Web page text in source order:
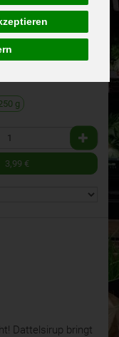
3,99 € * / 250 g
(1,60 € / 100 g)
g
3,99 €
Dattelsirup bringt